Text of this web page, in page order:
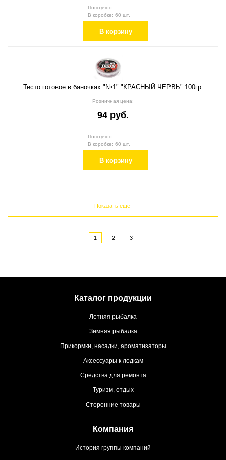
Поштучно
В коробке: 60 шт.
В корзину
Тесто готовое в баночках "№1" "КРАСНЫЙ ЧЕРВЬ" 100гр.
Розничная цена:
94 руб.
Поштучно
В коробке: 60 шт.
В корзину
Показать еще
1 2 3
Каталог продукции
Летняя рыбалка
Зимняя рыбалка
Прикормки, насадки, ароматизаторы
Аксессуары к лодкам
Средства для ремонта
Туризм, отдых
Сторонние товары
Компания
История группы компаний